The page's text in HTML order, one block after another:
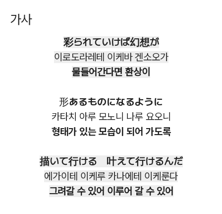
가사
彩られていけば幻想が
이로도라레테 이케바 겐소오가
물들어간다면 환상이
形あるものになるように
카타치 아루 모노니 나루 요오니
형태가 있는 모습이 되어 가도록
描いて行ける 叶えて行けるんだ
에가이테 이케루 카나에테 이케룬다
그려갈 수 있어 이루어 갈 수 있어